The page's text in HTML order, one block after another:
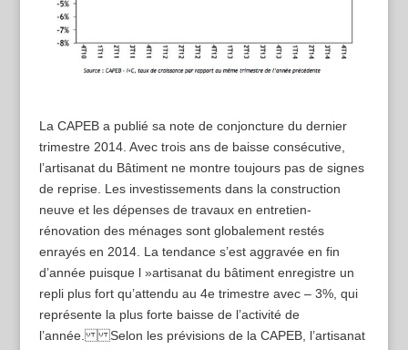
La CAPEB a publié sa note de conjoncture du dernier
trimestre 2014. Avec trois ans de baisse consécutive,
l’artisanat du Bâtiment ne montre toujours pas de signes
de reprise. Les investissements dans la construction
neuve et les dépenses de travaux en entretien-
rénovation des ménages sont globalement restés
enrayés en 2014. La tendance s’est aggravée en fin
d’année puisque l »artisanat du bâtiment enregistre un
repli plus fort qu’attendu au 4e trimestre avec – 3%, qui
représente la plus forte baisse de l’activité de
l’année. Selon les prévisions de la CAPEB, l’artisanat